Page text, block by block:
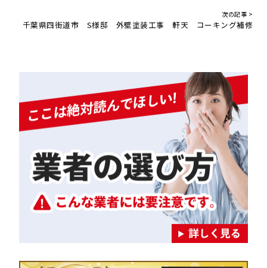
次の記事 >
千葉県四街道市 S様邸 外壁塗装工事 軒天 コーキング補修